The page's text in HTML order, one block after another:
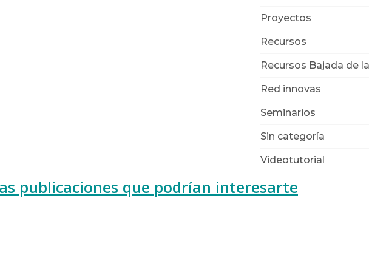
Proyectos
Recursos
Recursos Bajada de
Red innovas
Seminarios
Sin categoría
Videotutorial
publicaciones que podrían interesarte